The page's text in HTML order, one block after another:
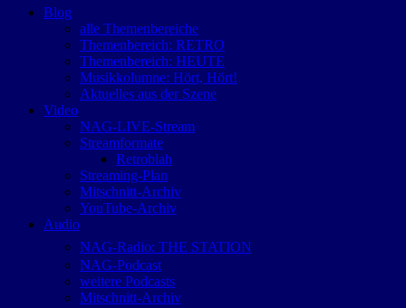
Blog
alle Themenbereiche
Themenbereich: RETRO
Themenbereich: HEUTE
Musikkolumne: Hört, Hört!
Aktuelles aus der Szene
Video
NAG-LIVE-Stream
Streamformate
Retroblah
Streaming-Plan
Mitschnitt-Archiv
YouTube-Archiv
Audio
NAG-Radio: THE STATION
NAG-Podcast
weitere Podcasts
Mitschnitt-Archiv